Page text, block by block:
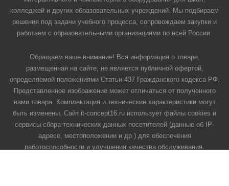
колледжей и других образовательных учреждений. Мы подбираем
решения под задачи учебного процесса, сопровождаем закупки и
работаем с образовательными организациями по всей России.
Обращаем ваше внимание! Вся информация о товаре,
размещенная на сайте, не является публичной офертой,
определяемой положениями Статьи 437 Гражданского кодекса РФ.
Представленное изображение может отличаться от полученного
вами товара. Комплектация и технические характеристики могут
быть изменены. Сайт it-concept16.ru использует файлы cookies и
сервисы сбора технических данных посетителей (данные об IP-
адресе, местоположении и др.) для обеспечения
работоспособности и улучшения качества обслуживания.